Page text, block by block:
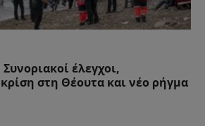
Συνοριακοί έλεγχοι,
στη Θέουτα και νέο ρήγμα